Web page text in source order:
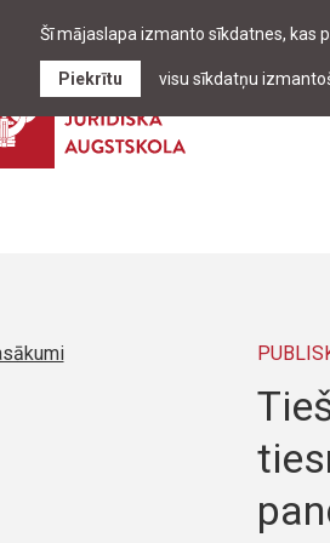
Šī mājaslapa izmanto sīkdatnes, kas
Piekrītu visu sīkdatņu